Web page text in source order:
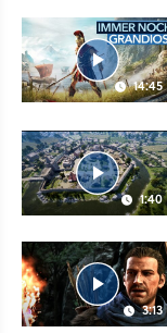
14:45
1:40
3:13